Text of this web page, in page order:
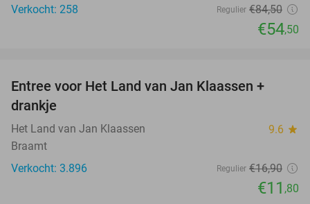
Verkocht: 258
Regulier €84,50
€54,50
Entree voor Het Land van Jan Klaassen +
drankje
Het Land van Jan Klaassen 9.6 star
Braamt
Verkocht: 3.896
Regulier €16,90
€11 ,80